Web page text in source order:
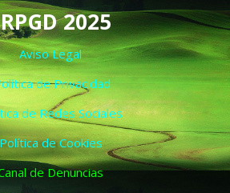
RPGD 2025
Aviso Legal
de Privacidad
de Redes Sociales
Política de Cookies
de Denuncias